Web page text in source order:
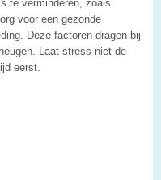
te verminderen, zoals
voor een gezonde
Deze factoren dragen bij
Laat stress niet de
eerst.